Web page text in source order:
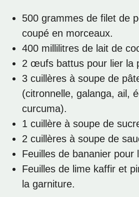
500 grammes de filet de
coupé en morceaux.
400 millilitres de lait de
2 œufs battus pour lier la
3 cuillères à soupe de
(citronnelle, galanga, ail,
curcuma).
1 cuillère à soupe de
2 cuillères à soupe de
Feuilles de bananier pour
Feuilles de lime kaffir et
la garniture.